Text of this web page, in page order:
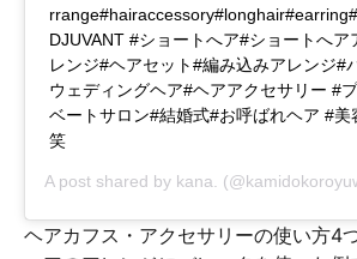
DJUVANT #ショートへア#ショートへア
レンジ#ヘアセット#編み込みアレンジ#
ウェディングヘア#ヘアアクセサリー #
ベートサロン#結婚式#お呼ばれヘア #
笑
A post shared by kana.
ヘアカフス・アクセサリーの使い方4